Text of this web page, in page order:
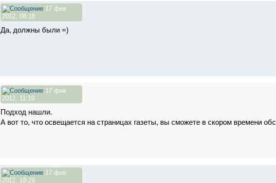
17 фев
2012, 08:18
Да, должны были =)
17 фев
2012, 11:19
Подход нашли.
А вот то, что освещается на страницах газеты, вы сможете в скором времени
17 фев
2012, 18:29